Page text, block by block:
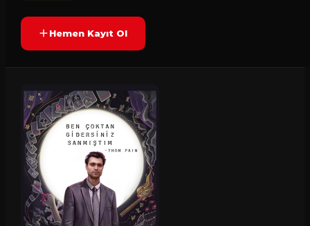
Hemen Kayıt Ol